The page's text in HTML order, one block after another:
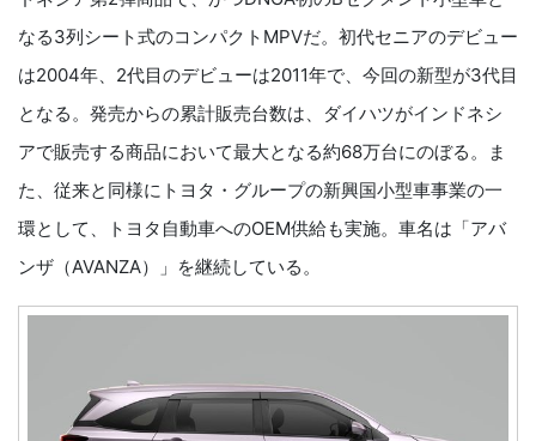
なる3列シート式のコンパクトMPVだ。初代セニアのデビュー
は2004年、2代目のデビューは2011年で、今回の新型が3代目
となる。発売からの累計販売台数は、ダイハツがインドネシ
アで販売する商品において最大となる約68万台にのぼる。ま
た、従来と同様にトヨタ・グループの新興国小型車事業の一
環として、トヨタ自動車へのOEM供給も実施。車名は「アバ
ンザ（AVANZA）」を継続している。